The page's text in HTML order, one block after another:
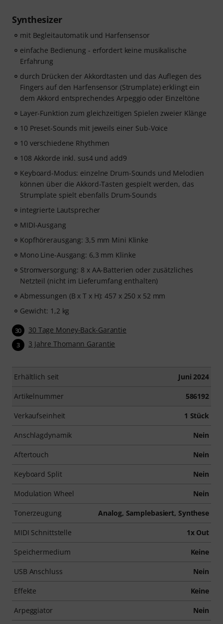
Synthesizer
mit Begleitautomatik und Harfensensor
einfache Bedienung - erfordert keine musikalische
Erfahrung
durch Drücken der Akkordtasten und das Auflegen des
Fingers auf den Harfensensor (Strumplate) erklingt ein
dem Akkord entsprechendes Arpeggio oder Einzeltöne
Layer-Funktion zum gleichzeitigen Spielen zweier Klänge
10 Preset-Sounds mit jeweils einer Sub-Voice
10 verschiedene Rhythmen
108 Akkorde inkl. sus4 und add9
Keyboard-Modus: einzelne Drum-Sounds und Melodien
können über die Akkord-Tasten gespielt werden, das
Strumplate spielt ebenfalls Drum-Sounds
integrierte Lautsprecher
MIDI-Ausgang
Kopfhörerausgang: 3,5 mm Mini Klinke
Mono Line-Ausgang: 6,3 mm Klinke
Stromversorgung: 8 x AA-Batterien oder zusätzliches
Netzteil (nicht im Lieferumfang enthalten)
Abmessungen (B x T x H): 457 x 250 x 52 mm
Gewicht: 1,2 kg
30 30 Tage Money-Back-Garantie
3 3 Jahre Thomann Garantie
Erhältlich seit Juni 2024
Artikelnummer 586192
Verkaufseinheit 1 Stück
Anschlagdynamik Nein
Aftertouch Nein
Keyboard Split Nein
Modulation Wheel Nein
Tonerzeugung Analog, Samplebasiert, Synthese
MIDI Schnittstelle 1x Out
Speichermedium Keine
USB Anschluss Nein
Effekte Keine
Arpeggiator Nein